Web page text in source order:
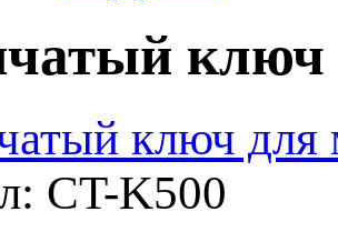
ключ
CT-K500